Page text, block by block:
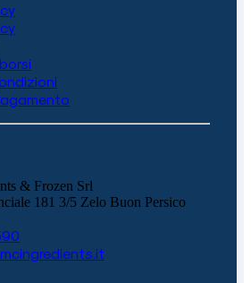
& Frozen Srl
181 3/5 Zelo Buon Persico